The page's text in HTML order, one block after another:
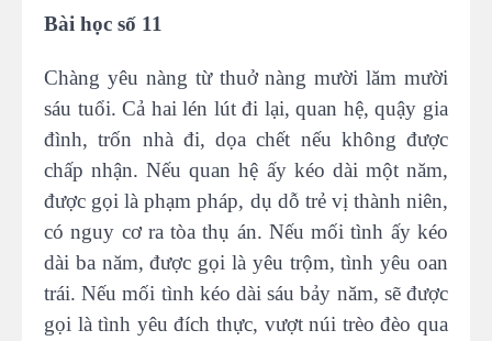
Bài học số 11
Chàng yêu nàng từ thuở nàng mười lăm mười
sáu tuổi. Cả hai lén lút đi lại, quan hệ, quậy gia
đình, trốn nhà đi, dọa chết nếu không được
chấp nhận. Nếu quan hệ ấy kéo dài một năm,
được gọi là phạm pháp, dụ dỗ trẻ vị thành niên,
có nguy cơ ra tòa thụ án. Nếu mối tình ấy kéo
dài ba năm, được gọi là yêu trộm, tình yêu oan
trái. Nếu mối tình kéo dài sáu bảy năm, sẽ được
gọi là tình yêu đích thực, vượt núi trèo đèo qua